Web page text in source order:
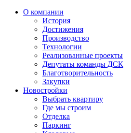
О компании
История
Достижения
Производство
Технологии
Реализованные проекты
Депутаты команды ДСК
Благотворительность
Закупки
Новостройки
Выбрать квартиру
Где мы строим
Отделка
Паркинг